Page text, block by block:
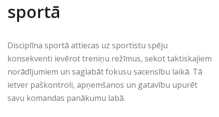
sportā
Disciplīna sportā attiecas uz sportistu spēju
konsekventi ievērot treniņu režīmus, sekot taktiskajiem
norādījumiem un saglabāt fokusu sacensību laikā. Tā
ietver paškontroli, apņemšanos un gatavību upurēt
savu komandas panākumu labā.